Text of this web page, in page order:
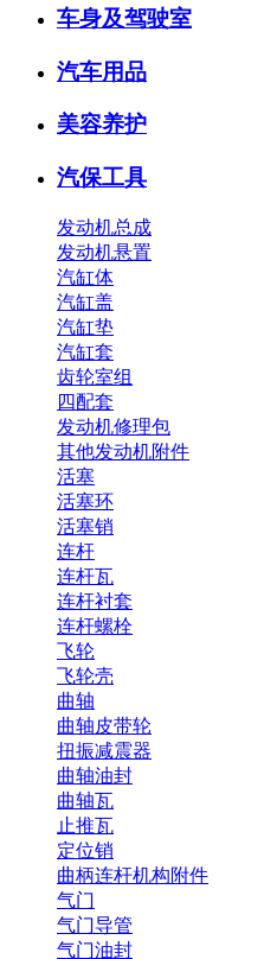
车身及驾驶室
汽车用品
美容养护
汽保工具
发动机总成
发动机悬置
汽缸体
汽缸盖
汽缸垫
汽缸套
齿轮室组
四配套
发动机修理包
其他发动机附件
活塞
活塞环
活塞销
连杆
连杆瓦
连杆衬套
连杆螺栓
飞轮
飞轮壳
曲轴
曲轴皮带轮
扭振减震器
曲轴油封
曲轴瓦
止推瓦
定位销
曲柄连杆机构附件
气门
气门导管
气门油封